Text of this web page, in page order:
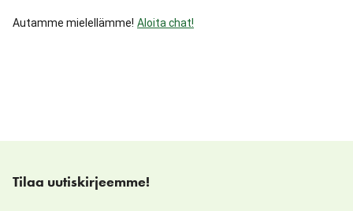
Autamme mielellämme! Aloita chat!
Tilaa uutiskirjeemme!